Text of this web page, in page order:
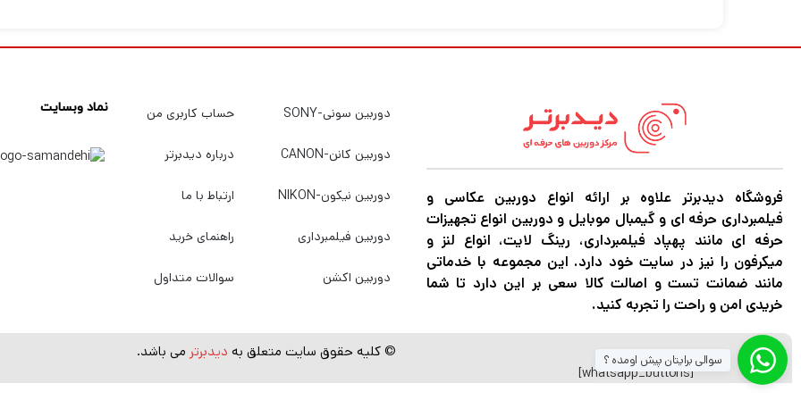
تصاویر HDR با کیفیت بالا
بگیرید. فیلمبرداری 2.7K با نرخ فریم 240 برای پخش با حرکت آهسته 8 برابر.
HyperSmooth 6.0 با AutoBoost
بیندازد. قفل افق 360 درجه فیلم شما را ثابت و تراز نگه می دارد، حتی اگر دوربین شما کاملاً بچرخد.
فروشگاه دیدبرتر علاوه بر ارائه انواع دوربین عکاسی و
فیلمبرداری حرفه ای و گیمبال موبایل و دوربین انواع تجهیزات
حرفه ای مانند پهپاد فیلمبرداری، رینگ لایت، انواع لنز و
میکرفون را نیز در سایت خود دارد. این مجموعه با خدماتی
مانند ضمانت تست و اصالت کالا سعی بر این دارد تا شما
خریدی امن و راحت را تجربه کنید.
دوربین سونی-SONY
دوربین کانن-CANON
دوربین نیکون-NIKON
دوربین فیلمبرداری
دوربین اکشن
حساب کاربری من
درباره دیدبرتر
ارتباط با ما
راهنمای خرید
سوالات متداول
نماد وبسایت
© کلیه حقوق سایت متعلق به دیدبرتر می باشد.
[whatsapp_buttons]
سوالی برایتان پیش اومده ؟